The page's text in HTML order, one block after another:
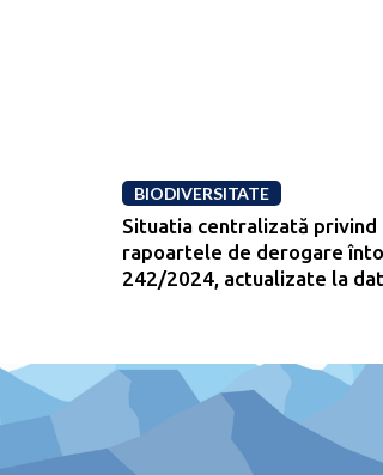
BIODIVERSITATE
Situatia centralizată
rapoartele de derogare
242/2024, actualizate la